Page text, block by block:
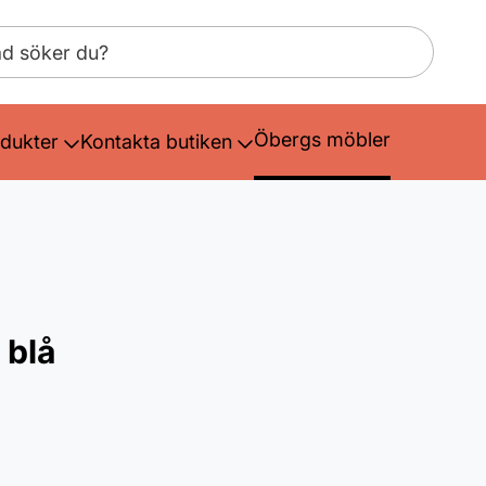
Kontakta butiken Öbergs möbler
blå